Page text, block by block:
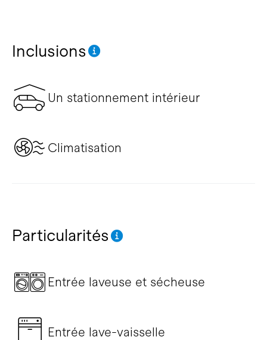
Inclusions
Un stationnement intérieur
Climatisation
Particularités
Entrée laveuse et sécheuse
Entrée lave-vaisselle